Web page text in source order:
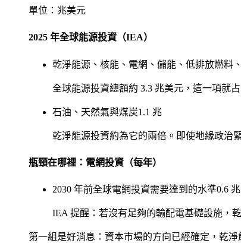
單位：兆美元
2025 年全球能源投資（IEA）
乾淨能源、核能、電網、儲能、低排放燃料
全球能源投資總額約 3.3 兆美元，這一項就
石油、天然氣與煤炭1.1 兆
乾淨能源投資約為它的兩倍。即使地緣政治
瓶頸在哪裡：電網投資（每年）
2030 年前全球電網投資需要達到的水準0.6 兆
IEA 提醒：若沒有足夠的輸配電基礎設施，
第一組是好消息：資本市場的方向已經確定，乾